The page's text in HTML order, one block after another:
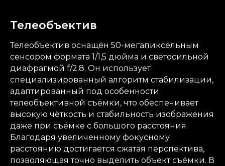
Телеобъектив
Телеобъектив оснащён 50-мегапиксельным
сенсором формата 1/1,5 дюйма и светосильной
диафрагмой f/2.8. Он использует
специализированный алгоритм стабилизации,
адаптированный под особенности
телеобъективной съёмки, что обеспечивает
высокую чёткость и стабильность изображения
даже при съёмке с большого расстояния.
Благодаря увеличенному фокусному
расстоянию достигается сжатая перспектива,
позволяющая точно выделить объект съёмки. В